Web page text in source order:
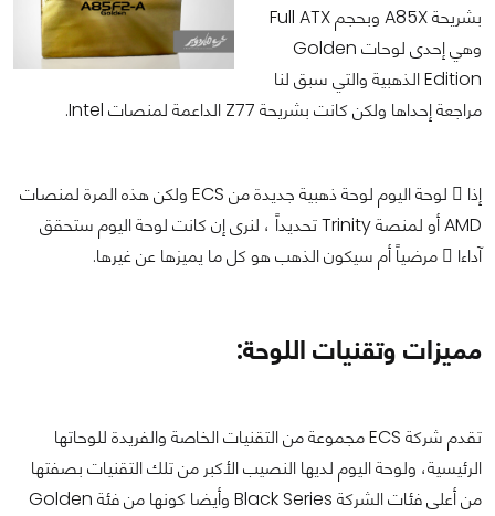
بشريحة A85X وبحجم Full ATX
وهي إحدى لوحات Golden
Edition الذهبية والتي سبق لنا
مراجعة إحداها ولكن كانت بشريحة Z77 الداعمة لمنصات Intel.
إذا ً لوحة اليوم لوحة ذهبية جديدة من ECS ولكن هذه المرة لمنصات
AMD أو لمنصة Trinity تحديداً ، لنرى إن كانت لوحة اليوم ستحقق
آداءا ً مرضياً أم سيكون الذهب هو كل ما يميزها عن غيرها.
مميزات وتقنيات اللوحة:
تقدم شركة ECS مجموعة من التقنيات الخاصة والفريدة للوحاتها
الرئيسية، ولوحة اليوم لديها النصيب الأكبر من تلك التقنيات بصفتها
من أعلى فئات الشركة Black Series وأيضا كونها من فئة Golden